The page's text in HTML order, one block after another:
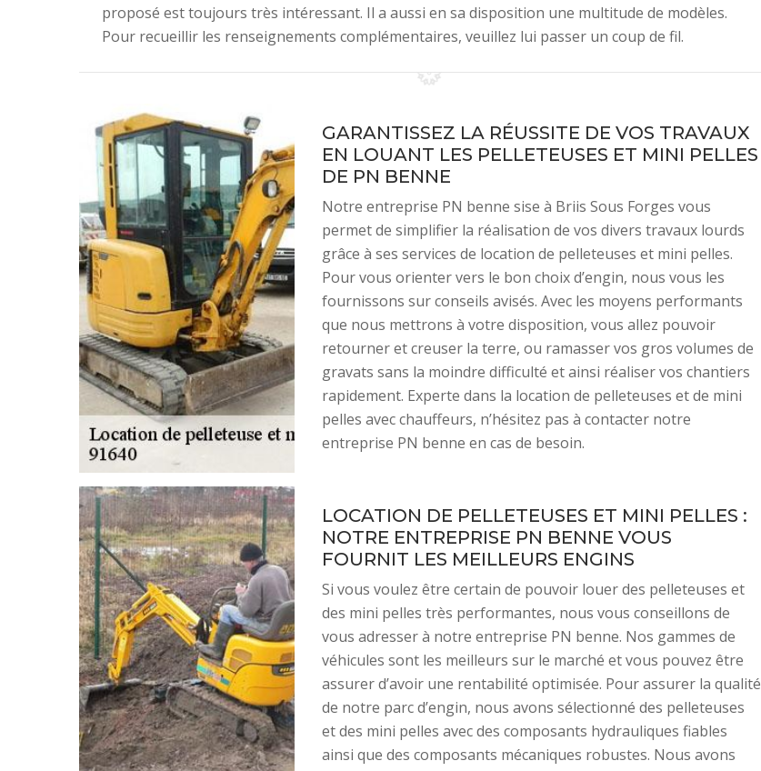
proposé est toujours très intéressant. Il a aussi en sa disposition une multitude de modèles.
Pour recueillir les renseignements complémentaires, veuillez lui passer un coup de fil.
GARANTISSEZ LA RÉUSSITE DE VOS TRAVAUX
EN LOUANT LES PELLETEUSES ET MINI PELLES
DE PN BENNE
Notre entreprise PN benne sise à Briis Sous Forges vous
permet de simplifier la réalisation de vos divers travaux lourds
grâce à ses services de location de pelleteuses et mini pelles.
Pour vous orienter vers le bon choix d’engin, nous vous les
fournissons sur conseils avisés. Avec les moyens performants
que nous mettrons à votre disposition, vous allez pouvoir
retourner et creuser la terre, ou ramasser vos gros volumes de
gravats sans la moindre difficulté et ainsi réaliser vos chantiers
rapidement. Experte dans la location de pelleteuses et de mini
pelles avec chauffeurs, n’hésitez pas à contacter notre
entreprise PN benne en cas de besoin.
LOCATION DE PELLETEUSES ET MINI PELLES :
NOTRE ENTREPRISE PN BENNE VOUS
FOURNIT LES MEILLEURS ENGINS
Si vous voulez être certain de pouvoir louer des pelleteuses et
des mini pelles très performantes, nous vous conseillons de
vous adresser à notre entreprise PN benne. Nos gammes de
véhicules sont les meilleurs sur le marché et vous pouvez être
assurer d’avoir une rentabilité optimisée. Pour assurer la qualité
de notre parc d’engin, nous avons sélectionné des pelleteuses
et des mini pelles avec des composants hydrauliques fiables
ainsi que des composants mécaniques robustes. Nous avons